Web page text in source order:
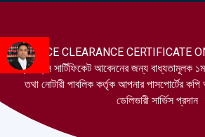
POLICE CLEARANCE CERTIFICATE
ক্লিয়ারেন্স সা‍র্টিফিকেট আবেদনের জন্য বাধ্যতামূলক
তথা নোটারী পাবলিক ক‍র্তৃক আপনার পাসপো‍র্টের
ডেলিভারী সা‍র্ভিস প্রদান